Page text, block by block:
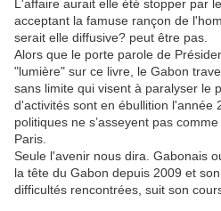
L'affaire aurait elle été stopper par
acceptant la famuse rançon de
serait elle diffusive? peut être pas.
Alors que le porte parole de
"lumière" sur ce livre, le Gabon
sans limite qui visent à paralyser le
d'activités sont en ébullition l'année
politiques ne s’asseyent pas
Paris.
Seule l'avenir nous dira. Gabonais
la tête du Gabon depuis 2009 et
difficultés rencontrées, suit son